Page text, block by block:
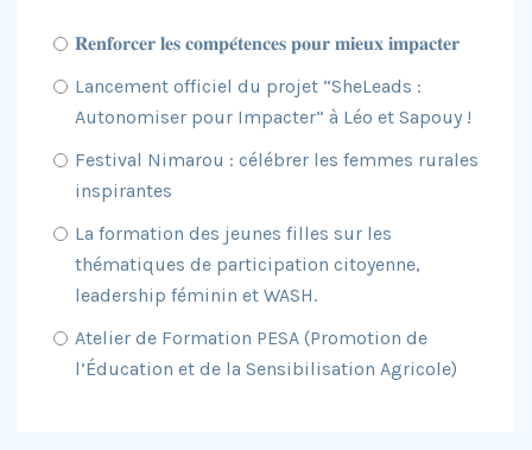
𝐑𝐞𝐧𝐟𝐨𝐫𝐜𝐞𝐫 𝐥𝐞𝐬 𝐜𝐨𝐦𝐩𝐞́𝐭𝐞𝐧𝐜𝐞𝐬 𝐩𝐨𝐮𝐫 𝐦𝐢𝐞𝐮𝐱 𝐢𝐦𝐩𝐚𝐜𝐭𝐞𝐫
Lancement officiel du projet “SheLeads :
Autonomiser pour Impacter” à Léo et Sapouy !
Festival Nimarou : célébrer les femmes rurales
inspirantes
La formation des jeunes filles sur les
thématiques de participation citoyenne,
leadership féminin et WASH.
Atelier de Formation PESA (Promotion de
l’Éducation et de la Sensibilisation Agricole)